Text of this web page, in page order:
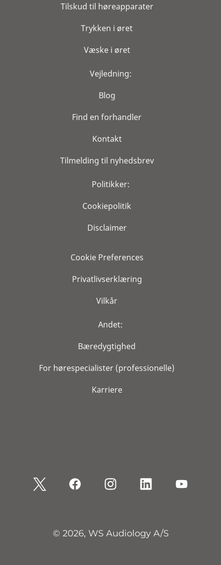
Tilskud til høreapparater
Trykken i øret
Væske i øret
Vejledning:
Blog
Find en forhandler
Kontakt
Tilmelding til nyhedsbrev
Politikker:
Cookiepolitik
Disclaimer
Cookie Preferences
Privatlivserklæring
Vilkår
Andet:
Bæredygtighed
For hørespecialister (professionelle)
Karriere
© 2026, WS Audiology A/S